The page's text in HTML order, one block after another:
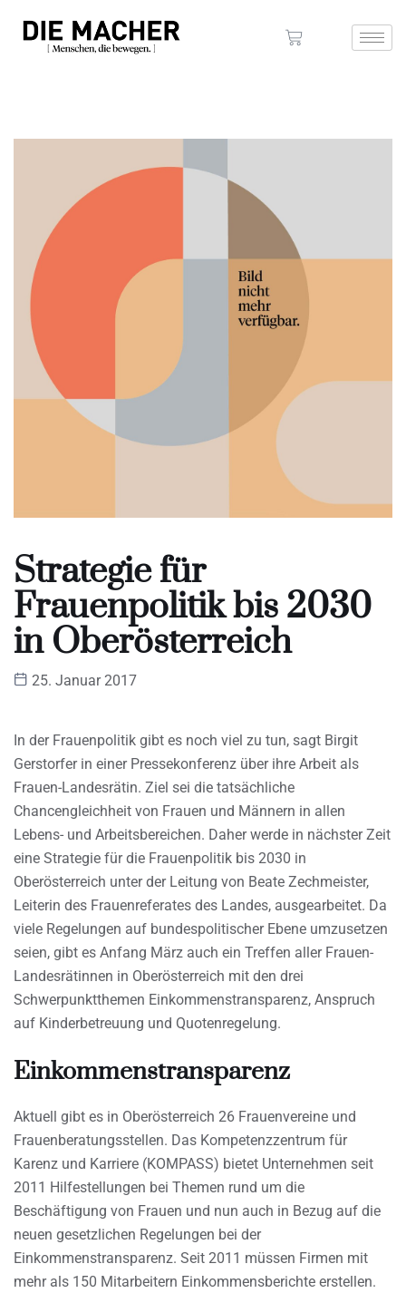
Strategie für
Frauenpolitik bis 2030
in Oberösterreich
25. Januar 2017
In der Frauenpolitik gibt es noch viel zu tun, sagt Birgit
Gerstorfer in einer Pressekonferenz über ihre Arbeit als
Frauen-Landesrätin. Ziel sei die tatsächliche
Chancengleichheit von Frauen und Männern in allen
Lebens- und Arbeitsbereichen. Daher werde in nächster Zeit
eine Strategie für die Frauenpolitik bis 2030 in
Oberösterreich unter der Leitung von Beate Zechmeister,
Leiterin des Frauenreferates des Landes, ausgearbeitet. Da
viele Regelungen auf bundespolitischer Ebene umzusetzen
seien, gibt es Anfang März auch ein Treffen aller Frauen-
Landesrätinnen in Oberösterreich mit den drei
Schwerpunktthemen Einkommenstransparenz, Anspruch
auf Kinderbetreuung und Quotenregelung.
Einkommenstransparenz
Aktuell gibt es in Oberösterreich 26 Frauenvereine und
Frauenberatungsstellen. Das Kompetenzzentrum für
Karenz und Karriere (KOMPASS) bietet Unternehmen seit
2011 Hilfestellungen bei Themen rund um die
Beschäftigung von Frauen und nun auch in Bezug auf die
neuen gesetzlichen Regelungen bei der
Einkommenstransparenz. Seit 2011 müssen Firmen mit
mehr als 150 Mitarbeitern Einkommensberichte erstellen.